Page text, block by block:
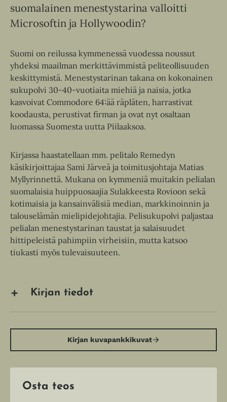
suomalainen menestystarina valloitti
Microsoftin ja Hollywoodin?
Suomi on reilussa kymmenessä vuodessa noussut
yhdeksi maailman merkittävimmistä peliteollisuuden
keskittymistä. Menestystarinan takana on kokonainen
sukupolvi 30-40-vuotiaita miehiä ja naisia, jotka
kasvoivat Commodore 64:ää räpläten, harrastivat
koodausta, perustivat firman ja ovat nyt osaltaan
luomassa Suomesta uutta Piilaaksoa.
Kirjassa haastatellaan mm. pelitalo Remedyn
käsikirjoittajaa Sami Järveä ja toimitusjohtaja Matias
Myllyrinnettä. Mukana on kymmeniä muitakin pelialan
suomalaisia huippuosaajia Sulakkeesta Rovioon sekä
kotimaisia ja kansainvälisiä median, markkinoinnin ja
talouselämän mielipidejohtajia. Pelisukupolvi paljastaa
pelialan menestystarinan taustat ja salaisuudet
hittipeleistä pahimpiin virheisiin, mutta katsoo
tiukasti myös tulevaisuuteen.
Kirjan tiedot
Kirjan kuvapankkikuvat
Osta teos